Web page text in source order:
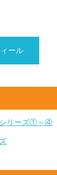
ール
シリーズ①～④